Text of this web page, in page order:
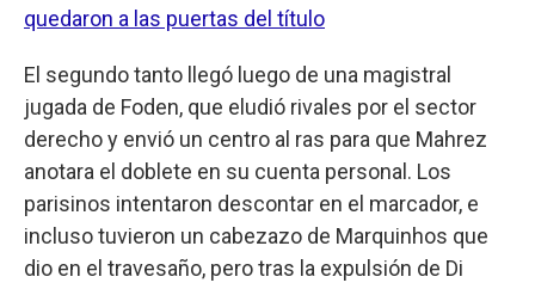
quedaron a las puertas del título
El segundo tanto llegó luego de una magistral
jugada de Foden, que eludió rivales por el sector
derecho y envió un centro al ras para que Mahrez
anotara el doblete en su cuenta personal. Los
parisinos intentaron descontar en el marcador, e
incluso tuvieron un cabezazo de Marquinhos que
dio en el travesaño, pero tras la expulsión de Di